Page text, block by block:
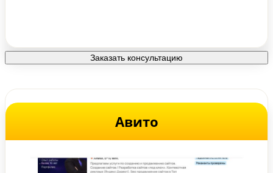
Заказать консультацию
Авито